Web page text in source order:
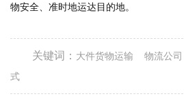
物安全、准时地运达目的地。
关键词： 大件货物运输 物流公司
式